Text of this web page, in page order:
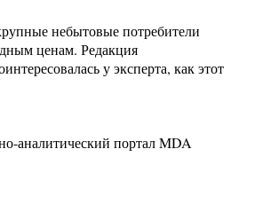
небытовые потребители
ценам. Редакция
у эксперта, как этот
аналитический портал MDA